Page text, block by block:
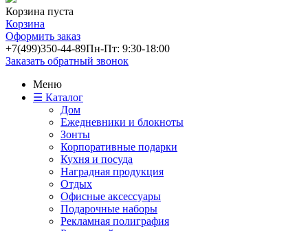
Корзина пуста
Корзина
Оформить заказ
+7(499)350-44-89Пн-Пт: 9:30-18:00
Заказать обратный звонок
Меню
☰ Каталог
Дом
Ежедневники и блокноты
Зонты
Корпоративные подарки
Кухня и посуда
Наградная продукция
Отдых
Офисные аксессуары
Подарочные наборы
Рекламная полиграфия